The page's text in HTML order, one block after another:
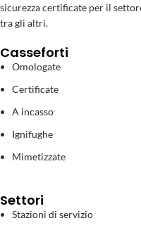
sicurezza certificate per il
tra gli altri.
Casseforti
Omologate
Certificate
A incasso
Ignifughe
Mimetizzate
Settori
Stazioni di servizio